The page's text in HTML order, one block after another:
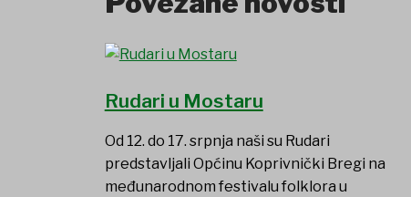
Rudari u Mostaru
Od 12. do 17. srpnja naši su Rudari
predstavljali Općinu Koprivnički Bregi na
međunarodnom festivalu folklora u